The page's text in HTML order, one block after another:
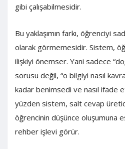
gibi çalışabilmesidir.
Bu yaklaşımın farkı, öğrenciyi
olarak görmemesidir. Sistem,
ilişkiyi önemser. Yani sadece
sorusu değil, “o bilgiyi nasıl
kadar benimsedi ve nasıl ifade
yüzden sistem, salt cevap
öğrencinin düşünce oluşumuna
rehber işlevi görür.